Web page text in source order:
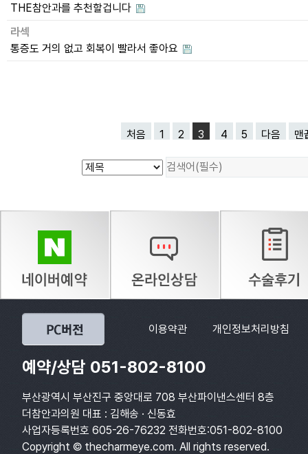
THE참안과를 추천할겁니다
라섹
통증도 거의 없고 회복이 빨라서 좋아요
처음 1 2 3 4 5 다음 맨
이용약관 개인정보처리방침
예약/상담 051-802-8100
부산광역시 부산진구 중앙대로 708 부산파이낸스센터 8층
더참안과의원 대표 : 김해송 · 신동효
사업자등록번호 605-26-76232 전화번호:051-802-8100
Copyright © thecharmeye.com. All rights reserved.